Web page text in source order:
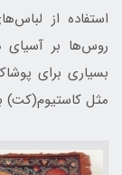
استفاده از
روس‌ها بر آسیای
بسیاری برای
مثل کاستیوم(کت)